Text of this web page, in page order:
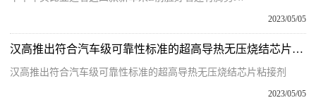
2023/05/05
汉高推出符合汽车级可靠性标准的超高导热无压烧结芯片粘接剂
汉高推出符合汽车级可靠性标准的超高导热无压烧结芯片粘接剂
2023/05/05